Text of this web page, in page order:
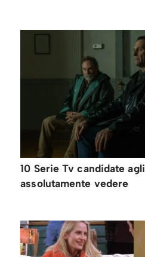
10 Serie Tv candidate
assolutamente vedere